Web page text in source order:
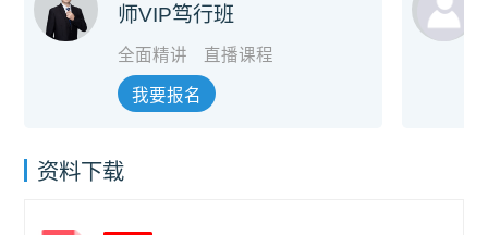
师VIP笃行班
全面精讲 直播课程
我要报名
资料下载